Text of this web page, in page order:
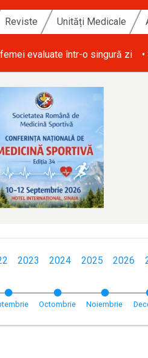
Reviste Unități Medicale
și salarizarea echitabilă a
2023 2024 2025 2026
Octombrie Noiembrie